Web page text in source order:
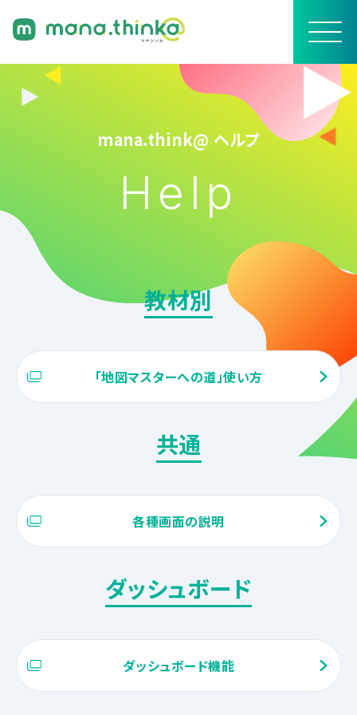
mana.think@ ヘルプ
Help
教材別
「地図マスターへの道」使い方
共通
各種画面の説明
ダッシュボード
ダッシュボード機能